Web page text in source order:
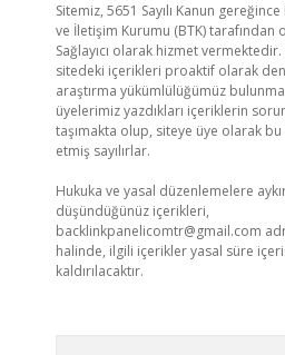
Sitemiz, 5651 Sayılı Kanun
ve İletişim Kurumu (BTK) tarafından
Sağlayıcı olarak hizmet
sitedeki içerikleri proaktif olarak
araştırma yükümlülüğümüz
üyelerimiz yazdıkları içeriklerin
taşımakta olup, siteye üye olarak
etmiş sayılırlar.
Hukuka ve yasal düzenlemelere
düşündüğünüz içerikleri,
backlinkpanelicomtr@gmail.com
halinde, ilgili içerikler yasal süre
kaldırılacaktır.